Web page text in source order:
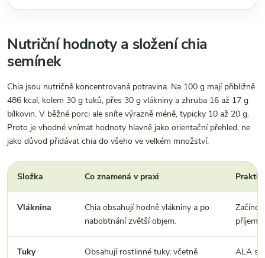
Nutriční hodnoty a složení chia
semínek
Chia jsou nutričně koncentrovaná potravina. Na 100 g mají přibližně
486 kcal, kolem 30 g tuků, přes 30 g vlákniny a zhruba 16 až 17 g
bílkovin. V běžné porci ale sníte výrazně méně, typicky 10 až 20 g.
Proto je vhodné vnímat hodnoty hlavně jako orientační přehled, ne
jako důvod přidávat chia do všeho ve velkém množství.
Složka Co znamená v praxi
Vláknina
Chia obsahují hodně vlákniny a po
nabobtnání zvětší objem.
příjem
Tuky
Obsahují rostlinné tuky, včetně
ALA se